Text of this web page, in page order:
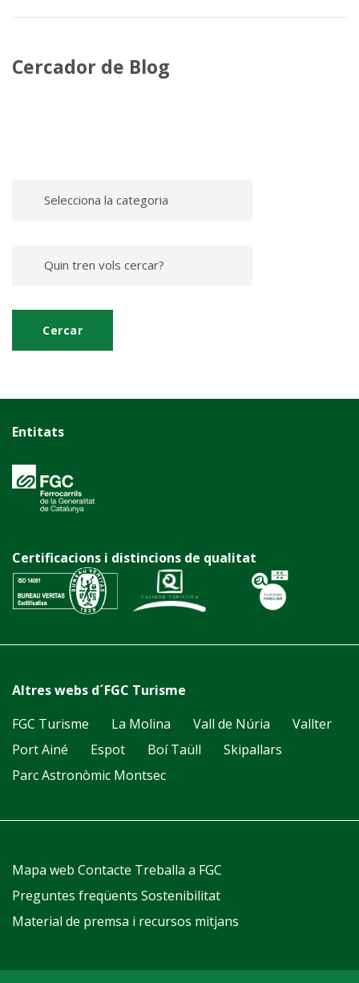
Cercador de Blog
Entitats
Certificacions i distincions de qualitat
Altres webs d´FGC Turisme
FGC Turisme
La Molina Vall de Núria
Vallter
Port Ainé
Espot Boí Taüll
Skipallars
Parc Astronòmic Montsec
Mapa web Contacte Treballa a FGC
Preguntes freqüents Sostenibilitat
Material de premsa i recursos mitjans